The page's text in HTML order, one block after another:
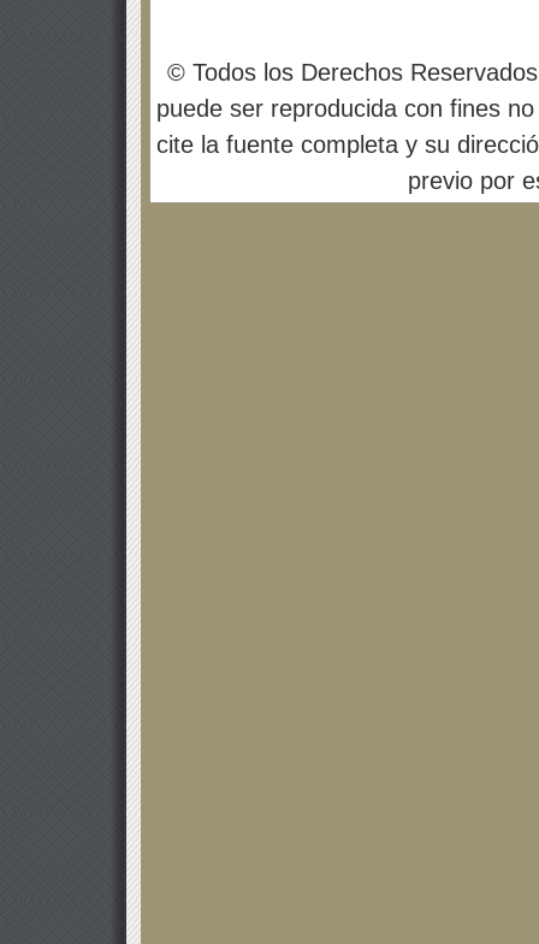
© Todos los Derechos
puede ser reproducida con fines
cite la fuente completa y su
previo por